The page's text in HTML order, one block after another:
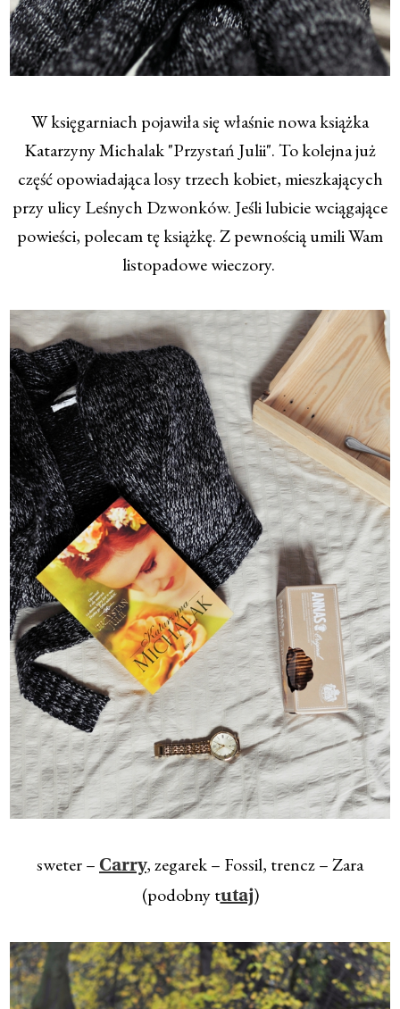
W księgarniach pojawiła się właśnie nowa książka
Katarzyny Michalak "Przystań Julii". To kolejna już
część opowiadająca losy trzech kobiet, mieszkających
przy ulicy Leśnych Dzwonków. Jeśli lubicie wciągające
powieści, polecam tę książkę. Z pewnością umili Wam
listopadowe wieczory.
sweter – Carry, zegarek – Fossil, trencz – Zara
(podobny tutaj)